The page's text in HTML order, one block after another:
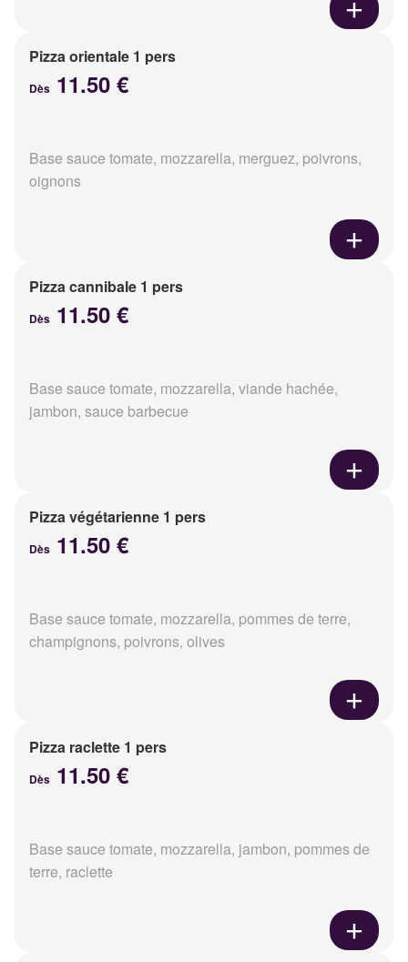
Pizza orientale 1 pers
Dès 11.50 €
Base sauce tomate, mozzarella, merguez, poivrons,
oignons
Pizza cannibale 1 pers
Dès 11.50 €
Base sauce tomate, mozzarella, viande hachée,
jambon, sauce barbecue
Pizza végétarienne 1 pers
Dès 11.50 €
Base sauce tomate, mozzarella, pommes de terre,
champignons, poivrons, olives
Pizza raclette 1 pers
Dès 11.50 €
Base sauce tomate, mozzarella, jambon, pommes de
terre, raclette